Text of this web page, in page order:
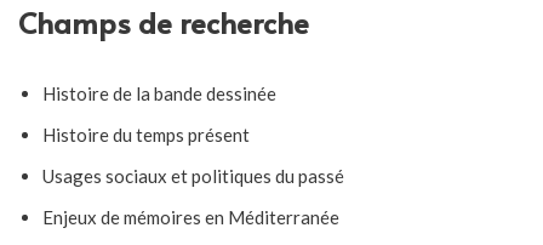
Champs de recherche
Histoire de la bande dessinée
Histoire du temps présent
Usages sociaux et politiques du passé
Enjeux de mémoires en Méditerranée